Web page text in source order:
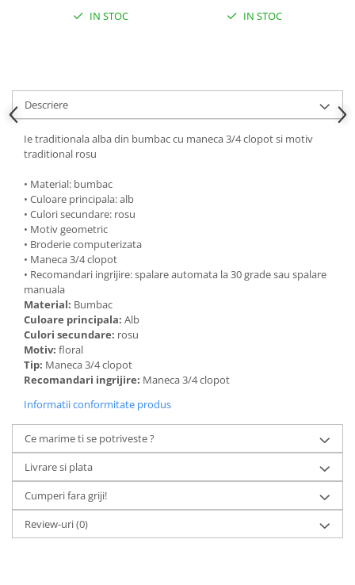
IN STOC IN STOC
Descriere
Ie traditionala alba din bumbac cu maneca 3/4 clopot si motiv
traditional rosu
• Material: bumbac
• Culoare principala: alb
• Culori secundare: rosu
• Motiv geometric
• Broderie computerizata
• Maneca 3/4 clopot
• Recomandari ingrijire: spalare automata la 30 grade sau spalare
manuala
Material: Bumbac
Culoare principala: Alb
Culori secundare: rosu
Motiv: floral
Tip: Maneca 3/4 clopot
Recomandari ingrijire: Maneca 3/4 clopot
Informatii conformitate produs
Ce marime ti se potriveste ?
Livrare si plata
Cumperi fara griji!
Review-uri(0)